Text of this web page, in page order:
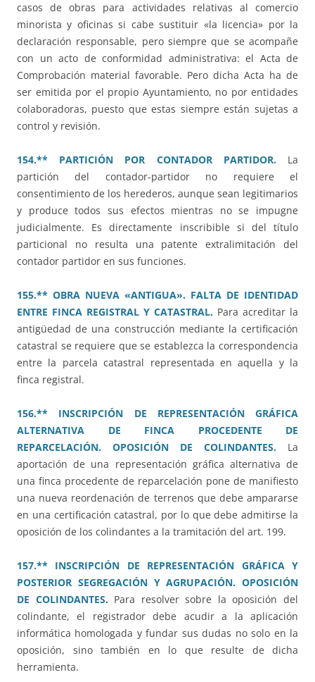
casos de obras para actividades relativas al comercio
minorista y oficinas si cabe sustituir «la licencia» por la
declaración responsable, pero siempre que se acompañe
con un acto de conformidad administrativa: el Acta de
Comprobación material favorable. Pero dicha Acta ha de
ser emitida por el propio Ayuntamiento, no por entidades
colaboradoras, puesto que estas siempre están sujetas a
control y revisión.
154.** PARTICIÓN POR CONTADOR PARTIDOR.La
partición del contador-partidor no requiere el
consentimiento de los herederos, aunque sean legitimarios
y produce todos sus efectos mientras no se impugne
judicialmente. Es directamente inscribible si del título
particional no resulta una patente extralimitación del
contador partidor en sus funciones.
155.** OBRA NUEVA «ANTIGUA». FALTA DE IDENTIDAD
ENTRE FINCA REGISTRAL Y CATASTRAL. Para acreditar la
antigüedad de una construcción mediante la certificación
catastral se requiere que se establezca la correspondencia
entre la parcela catastral representada en aquella y la
finca registral.
156.** INSCRIPCIÓN DE REPRESENTACIÓN GRÁFICA
ALTERNATIVA DE FINCA PROCEDENTE DE
REPARCELACIÓN. OPOSICIÓN DE COLINDANTES. La
aportación de una representación gráfica alternativa de
una finca procedente de reparcelación pone de manifiesto
una nueva reordenación de terrenos que debe ampararse
en una certificación catastral, por lo que debe admitirse la
oposición de los colindantes a la tramitación del art. 199.
157.** INSCRIPCIÓN DE REPRESENTACIÓN GRÁFICA Y
POSTERIOR SEGREGACIÓN Y AGRUPACIÓN. OPOSICIÓN
DE COLINDANTES.Para resolver sobre la oposición del
colindante, el registrador debe acudir a la aplicación
informática homologada y fundar sus dudas no solo en la
oposición, sino también en lo que resulte de dicha
herramienta.